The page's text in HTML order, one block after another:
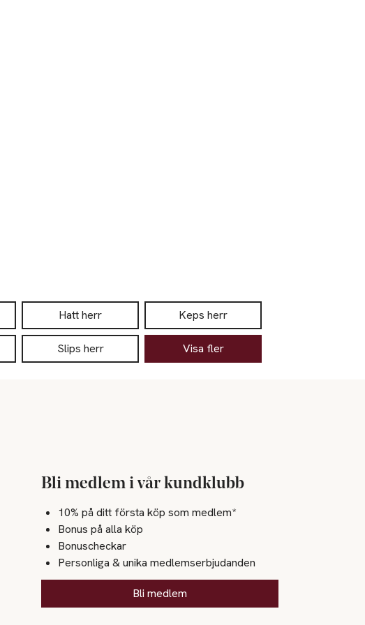
Hatt herr Keps herr
Slips herr Visa fler
Bli medlem i vår kundklubb
10% på ditt första köp som medlem*
Bonus på alla köp
Bonuscheckar
Personliga & unika medlemserbjudanden
Bli medlem